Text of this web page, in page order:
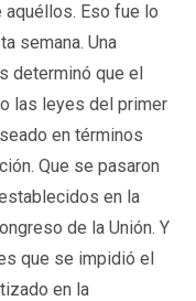
Eso fue lo
semana. Una
determinó que el
las leyes del primer
en términos
Que se pasaron
en la
de la Unión. Y
que se impidió el
en la